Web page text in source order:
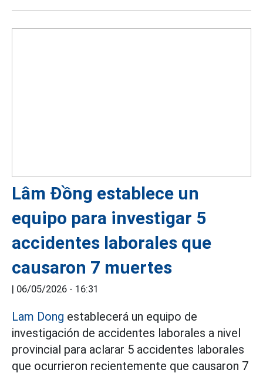
Lâm Đồng establece un
equipo para investigar 5
accidentes laborales que
causaron 7 muertes
| 06/05/2026 - 16:31
Lam Dong establecerá un equipo de
investigación de accidentes laborales a nivel
provincial para aclarar 5 accidentes laborales
que ocurrieron recientemente que causaron 7